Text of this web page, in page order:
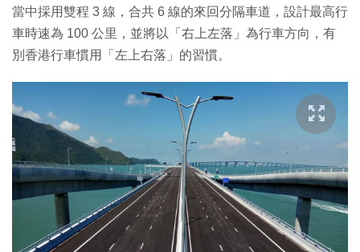
當中採用雙程 3 線，合共 6 線的來回分隔車道，設計最高行
車時速為 100 公里，並將以「右上左落」為行車方向，有
別香港行車慣用「左上右落」的習慣。